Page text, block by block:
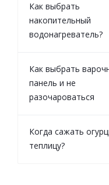
Как выбрать
накопительный
водонагреватель?
Как выбрать
панель и не
разочароваться
Когда сажать
теплицу?